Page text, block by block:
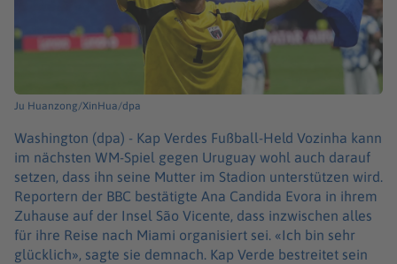
Ju Huanzong/XinHua/dpa
Washington (dpa) - Kap Verdes Fußball-Held Vozinha kann
im nächsten WM-Spiel gegen Uruguay wohl auch darauf
setzen, dass ihn seine Mutter im Stadion unterstützen wird.
Reportern der BBC bestätigte Ana Candida Evora in ihrem
Zuhause auf der Insel São Vicente, dass inzwischen alles
für ihre Reise nach Miami organisiert sei. «Ich bin sehr
glücklich», sagte sie demnach. Kap Verde bestreitet sein